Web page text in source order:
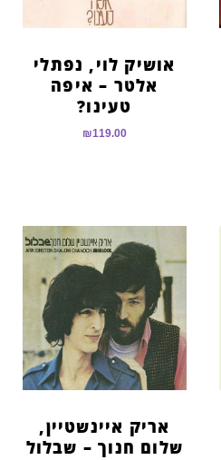
אושיק לוי, נפתלי
אלטר – איפה
טעינו?
₪119.00
אריק איינשטיין,
שלום חנוך – שבלול